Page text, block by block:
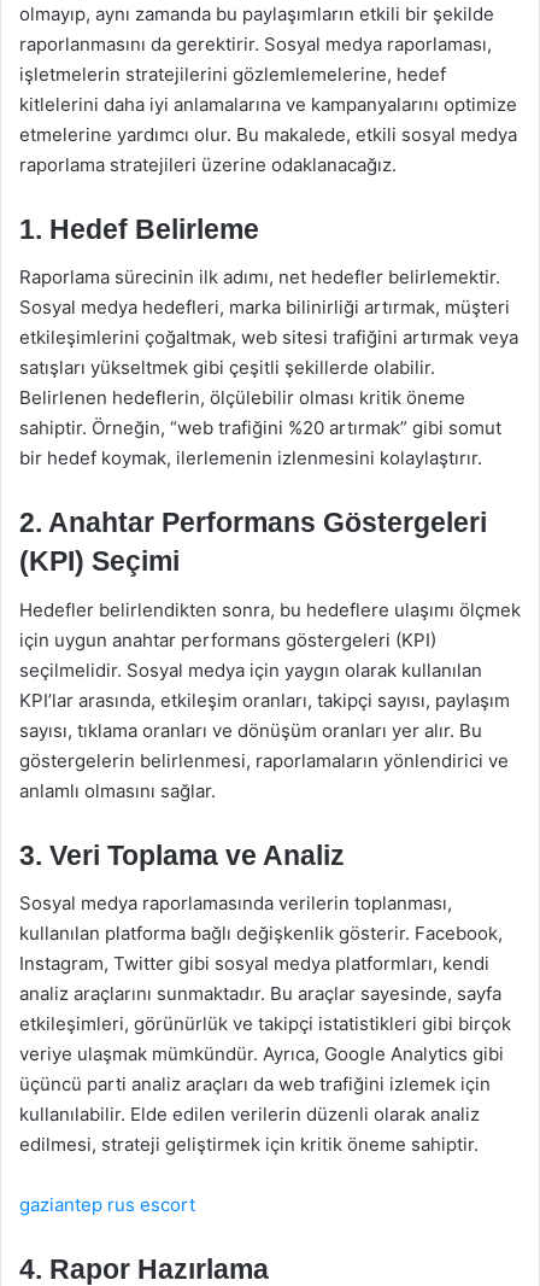
olmayıp, aynı zamanda bu paylaşımların etkili bir şekilde
raporlanmasını da gerektirir. Sosyal medya raporlaması,
işletmelerin stratejilerini gözlemlemelerine, hedef
kitlelerini daha iyi anlamalarına ve kampanyalarını optimize
etmelerine yardımcı olur. Bu makalede, etkili sosyal medya
raporlama stratejileri üzerine odaklanacağız.
1. Hedef Belirleme
Raporlama sürecinin ilk adımı, net hedefler belirlemektir.
Sosyal medya hedefleri, marka bilinirliği artırmak, müşteri
etkileşimlerini çoğaltmak, web sitesi trafiğini artırmak veya
satışları yükseltmek gibi çeşitli şekillerde olabilir.
Belirlenen hedeflerin, ölçülebilir olması kritik öneme
sahiptir. Örneğin, “web trafiğini %20 artırmak” gibi somut
bir hedef koymak, ilerlemenin izlenmesini kolaylaştırır.
2. Anahtar Performans Göstergeleri
(KPI) Seçimi
Hedefler belirlendikten sonra, bu hedeflere ulaşımı ölçmek
için uygun anahtar performans göstergeleri (KPI)
seçilmelidir. Sosyal medya için yaygın olarak kullanılan
KPI’lar arasında, etkileşim oranları, takipçi sayısı, paylaşım
sayısı, tıklama oranları ve dönüşüm oranları yer alır. Bu
göstergelerin belirlenmesi, raporlamaların yönlendirici ve
anlamlı olmasını sağlar.
3. Veri Toplama ve Analiz
Sosyal medya raporlamasında verilerin toplanması,
kullanılan platforma bağlı değişkenlik gösterir. Facebook,
Instagram, Twitter gibi sosyal medya platformları, kendi
analiz araçlarını sunmaktadır. Bu araçlar sayesinde, sayfa
etkileşimleri, görünürlük ve takipçi istatistikleri gibi birçok
veriye ulaşmak mümkündür. Ayrıca, Google Analytics gibi
üçüncü parti analiz araçları da web trafiğini izlemek için
kullanılabilir. Elde edilen verilerin düzenli olarak analiz
edilmesi, strateji geliştirmek için kritik öneme sahiptir.
gaziantep rus escort
4. Rapor Hazırlama